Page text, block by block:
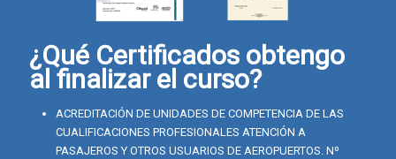
¿Qué Certificados obtengo
al finalizar el curso?
ACREDITACIÓN DE UNIDADES DE COMPETENCIA DE LAS
CUALIFICACIONES PROFESIONALES ATENCIÓN A
PASAJEROS Y OTROS USUARIOS DE AEROPUERTOS. Nº